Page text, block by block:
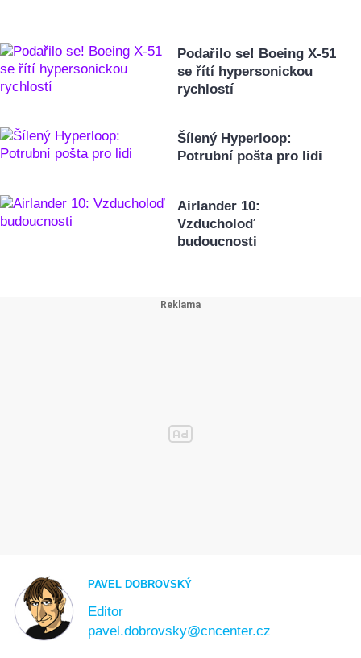
Podařilo se! Boeing X-51
se řítí hypersonickou
rychlostí
Šílený Hyperloop:
Potrubní pošta pro lidi
Airlander 10:
Vzducholoď
budoucnosti
PAVEL DOBROVSKÝ
Editor
pavel.dobrovsky@cncenter.cz